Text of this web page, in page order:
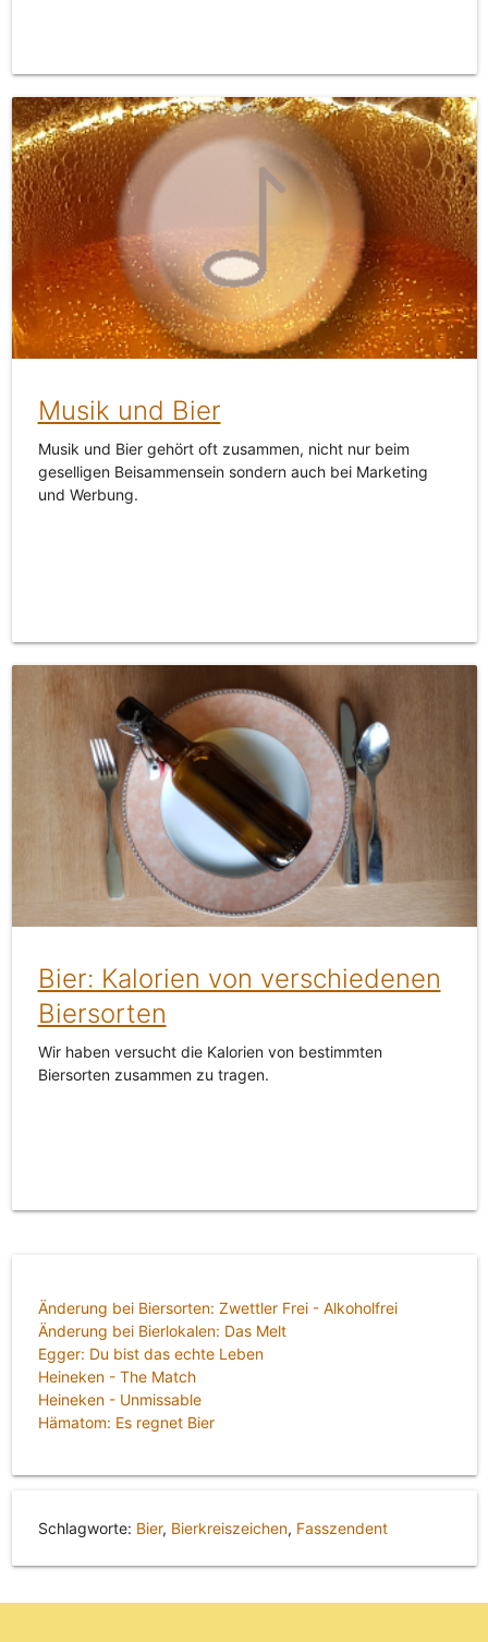
Musik und Bier
Musik und Bier gehört oft zusammen, nicht nur beim
geselligen Beisammensein sondern auch bei Marketing
und Werbung.
Bier: Kalorien von verschiedenen
Biersorten
Wir haben versucht die Kalorien von bestimmten
Biersorten zusammen zu tragen.
Änderung bei Biersorten: Zwettler Frei - Alkoholfrei
Änderung bei Bierlokalen: Das Melt
Egger: Du bist das echte Leben
Heineken - The Match
Heineken - Unmissable
Hämatom: Es regnet Bier
Schlagworte: Bier, Bierkreiszeichen, Fasszendent